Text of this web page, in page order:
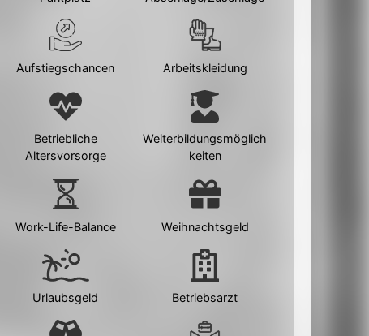
Aufstiegschancen Arbeitskleidung
Betriebliche
Altersvorsorge
Weiterbildungsmöglich
keiten
Work-Life-Balance Weihnachtsgeld
Urlaubsgeld Betriebsarzt